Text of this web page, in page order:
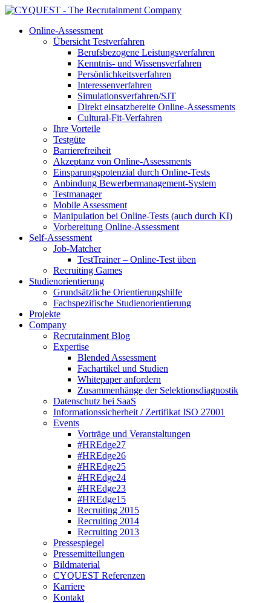
Online-Assessment
Übersicht Testverfahren
Berufsbezogene Leistungsverfahren
Kenntnis- und Wissensverfahren
Persönlichkeitsverfahren
Interessenverfahren
Simulationsverfahren/SJT
Direkt einsatzbereite Online-Assessments
Cultural-Fit-Verfahren
Ihre Vorteile
Testgüte
Barrierefreiheit
Akzeptanz von Online-Assessments
Einsparungspotenzial durch Online-Tests
Anbindung Bewerbermanagement-System
Testmanager
Mobile Assessment
Manipulation bei Online-Tests (auch durch KI)
Vorbereitung Online-Assessment
Self-Assessment
Job-Matcher
TestTrainer – Online-Test üben
Recruiting Games
Studienorientierung
Grundsätzliche Orientierungshilfe
Fachspezifische Studienorientierung
Projekte
Company
Recrutainment Blog
Expertise
Blended Assessment
Fachartikel und Studien
Whitepaper anfordern
Zusammenhänge der Selektionsdiagnostik
Datenschutz bei SaaS
Informationssicherheit / Zertifikat ISO 27001
Events
Vorträge und Veranstaltungen
#HREdge27
#HREdge26
#HREdge25
#HREdge24
#HREdge23
#HREdge15
Recruiting 2015
Recruiting 2014
Recruiting 2013
Pressespiegel
Pressemitteilungen
Bildmaterial
CYQUEST Referenzen
Karriere
Kontakt